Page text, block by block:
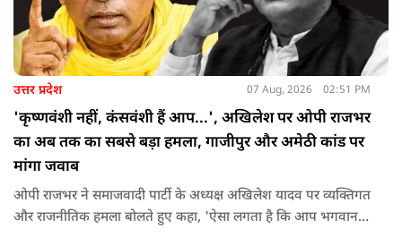
उत्तर प्रदेश 07 Aug, 2026 02:51 PM
'कृष्णवंशी नहीं, कंसवंशी हैं आप...', अखिलेश पर ओपी राजभर
का अब तक का सबसे बड़ा हमला, गाजीपुर और अमेठी कांड पर
मांगा जवाब
ओपी राजभर ने समाजवादी पार्टी के अध्यक्ष अखिलेश यादव पर व्यक्तिगत
और राजनीतिक हमला बोलते हुए कहा, 'ऐसा लगता है कि आप भगवान